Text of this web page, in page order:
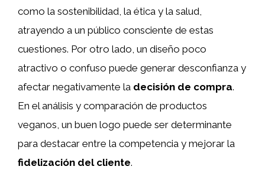
como la sostenibilidad, la ética y la salud,
atrayendo a un público consciente de estas
cuestiones. Por otro lado, un diseño poco
atractivo o confuso puede generar desconfianza y
afectar negativamente la decisión de compra.
En el análisis y comparación de productos
veganos, un buen logo puede ser determinante
para destacar entre la competencia y mejorar la
fidelización del cliente.